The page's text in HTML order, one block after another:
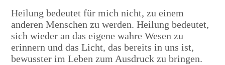
Heilung bedeutet für mich nicht, zu einem
anderen Menschen zu werden. Heilung bedeutet,
sich wieder an das eigene wahre Wesen zu
erinnern und das Licht, das bereits in uns ist,
bewusster im Leben zum Ausdruck zu bringen.